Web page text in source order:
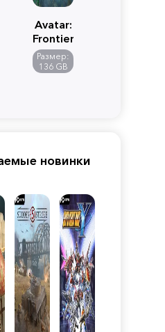
Avatar:
Frontiers
of
Pandora
Размер:
136 GB
новинки